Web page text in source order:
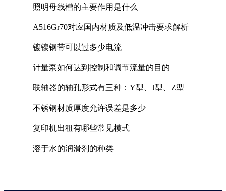
照明母线槽的主要作用是什么
A516Gr70对应国内材质及低温冲击要求解析
镀镍钢带可以过多少电流
计量泵如何达到控制和调节流量的目的
联轴器的轴孔形式有三种：Y型、J型、Z型
不锈钢材质厚度允许误差是多少
复印机出租有哪些常见模式
溶于水的润滑剂的种类